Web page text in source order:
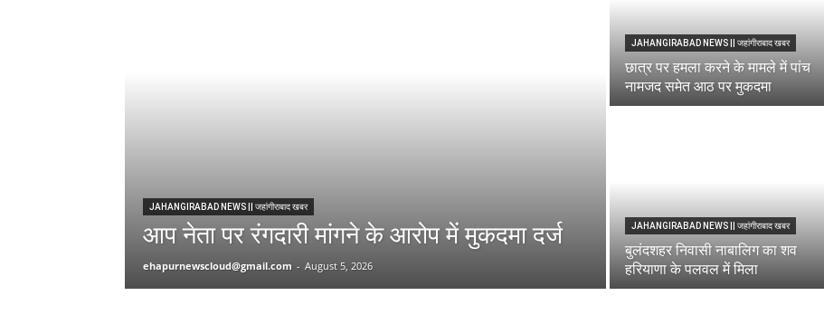
JAHANGIRABAD NEWS || जहांगीराबाद खबर
आप नेता पर रंगदारी मांगने के आरोप में मुकदमा दर्ज
ehapurnewscloud@gmail.com - August 5, 2026
JAHANGIRABAD NEWS || जहांगीराबाद खबर
छात्र पर हमला करने के मामले में पांच
नामजद समेत आठ पर मुकदमा
JAHANGIRABAD NEWS || जहांगीराबाद खबर
बुलंदशहर निवासी नाबालिग का शव
हरियाणा के पलवल में मिला